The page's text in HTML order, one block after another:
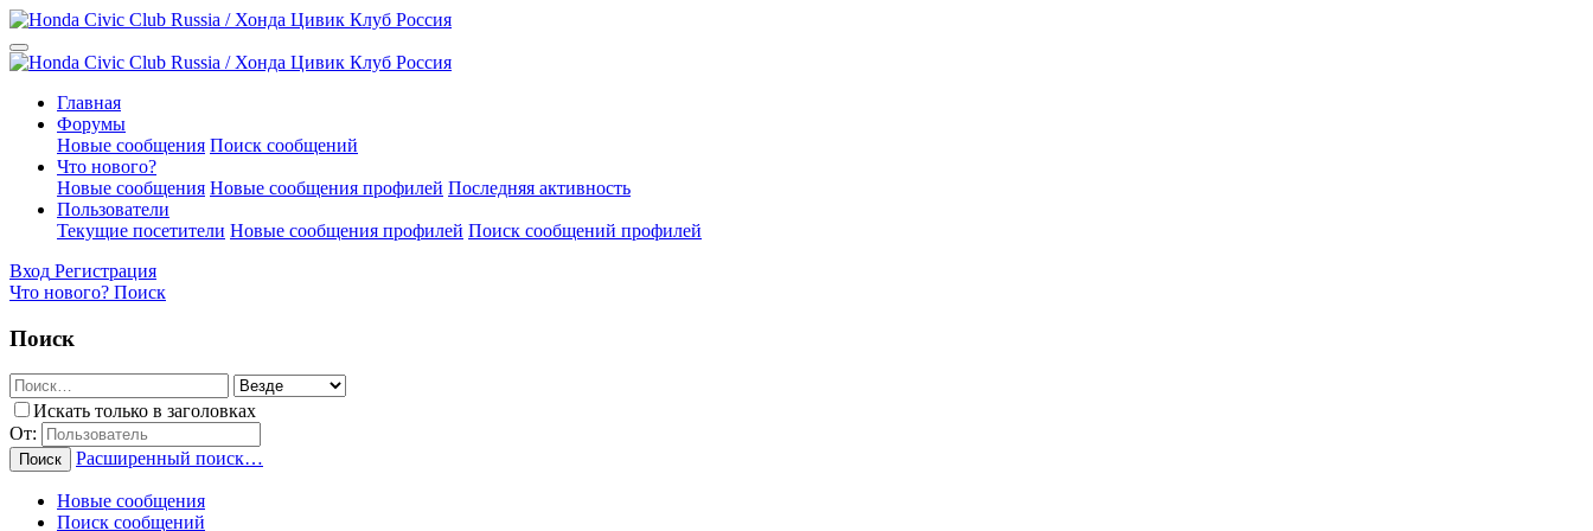
Главная
Форумы
Новые сообщения Поиск сообщений
Что нового?
Новые сообщения Новые сообщения профилей Последняя активность
Пользователи
Текущие посетители Новые сообщения профилей Поиск сообщений профилей
Вход Регистрация
Что нового? Поиск
Поиск
Искать только в заголовках
От:
Поиск Расширенный поиск…
Новые сообщения
Поиск сообщений